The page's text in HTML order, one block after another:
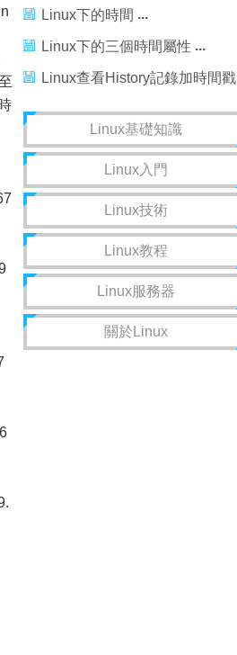
及轉換文件編碼
Linux下的時間
Linux下的三個時間屬性
Linux查看History記錄加時間戳
Linux基礎知識
Linux入門
Linux技術
Linux教程
Linux服務器
關於Linux